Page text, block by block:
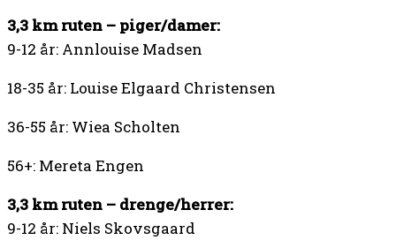
3,3 km ruten – piger/damer:
9-12 år: Annlouise Madsen
18-35 år: Louise Elgaard Christensen
36-55 år: Wiea Scholten
56+: Mereta Engen
3,3 km ruten – drenge/herrer:
9-12 år: Niels Skovsgaard